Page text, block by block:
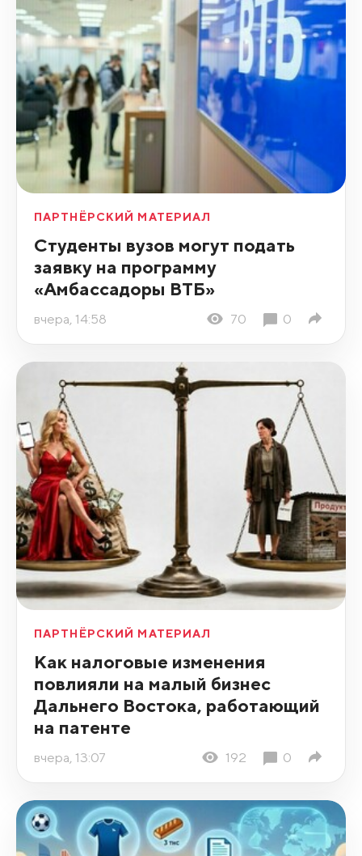
ПАРТНЁРСКИЙ МАТЕРИАЛ
Студенты вузов могут подать
заявку на программу
«Амбассадоры ВТБ»
вчера, 14:58 70 0
ПАРТНЁРСКИЙ МАТЕРИАЛ
Как налоговые изменения
повлияли на малый бизнес
Дальнего Востока, работающий
на патенте
вчера, 13:07 192 0